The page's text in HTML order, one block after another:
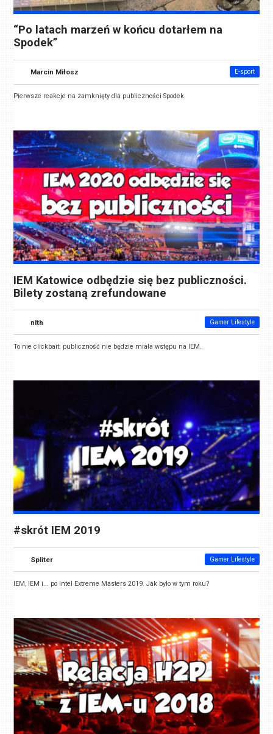
“Po latach marzeń w końcu dotarłem na
Spodek”
Marcin Miłosz E-sport
Pierwsze reakcje na zamknięty dla publiczności Spodek.
IEM Katowice odbędzie się bez publiczności.
Bilety zostaną zrefundowane
nlth Gamer Lifestyle
To nie clickbait: publiczność nie będzie miała wstępu na IEM.
#skrót IEM 2019
Spliter Gamer Lifestyle
IEM, IEM i... po Intel Extreme Masters 2019. Jak było w tym roku?